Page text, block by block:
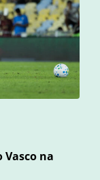
Vasco na